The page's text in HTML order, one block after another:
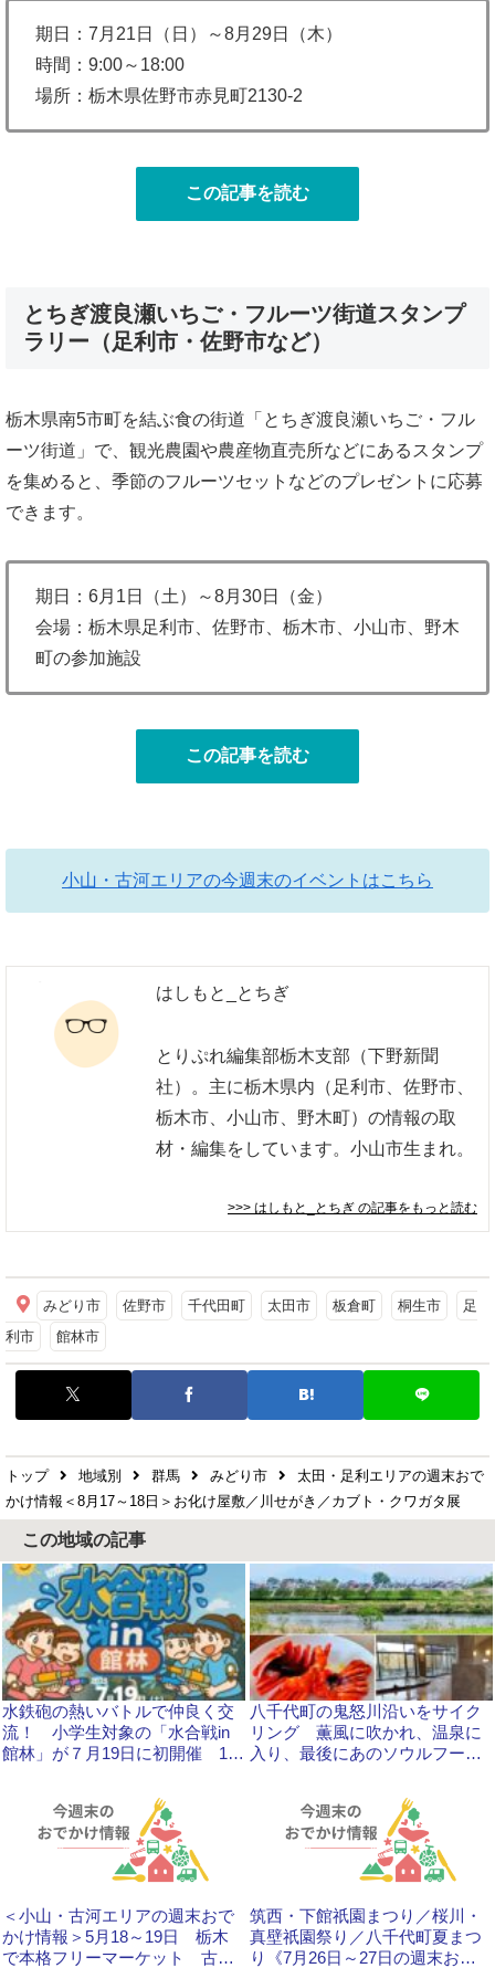
期日：7月21日（日）～8月29日（木）
時間：9:00～18:00
場所：栃木県佐野市赤見町2130-2
この記事を読む
とちぎ渡良瀬いちご・フルーツ街道スタンプ
ラリー（足利市・佐野市など）
栃木県南5市町を結ぶ食の街道「とちぎ渡良瀬いちご・フル
ーツ街道」で、観光農園や農産物直売所などにあるスタンプ
を集めると、季節のフルーツセットなどのプレゼントに応募
できます。
期日：6月1日（土）～8月30日（金）
会場：栃木県足利市、佐野市、栃木市、小山市、野木
町の参加施設
この記事を読む
小山・古河エリアの今週末のイベントはこちら
はしもと_とちぎ
とりぷれ編集部栃木支部（下野新聞
社）。主に栃木県内（足利市、佐野市、
栃木市、小山市、野木町）の情報の取
材・編集をしています。小山市生まれ。
>>> はしもと_とちぎ の記事をもっと読む
みどり市 佐野市 千代田町 太田市 板倉町 桐生市
足
利市
館林市
トップ 地域別 群馬 みどり市
太田・足利エリアの週末おで
かけ情報＜8月17～18日＞お化け屋敷／川せがき／カブト・クワガタ展
この地域の記事
水鉄砲の熱いバトルで仲良く交
流！ 小学生対象の「水合戦in
館林」が７月19日に初開催 15
八千代町の鬼怒川沿いをサイク
リング 薫風に吹かれ、温泉に
入り、最後にあのソウルフード
＜小山・古河エリアの週末おで
かけ情報＞5月18～19日 栃木
で本格フリーマーケット 古河
筑西・下館祇園まつり／桜川・
真壁祇園祭り／八千代町夏まつ
り《7月26日～27日の週末おで